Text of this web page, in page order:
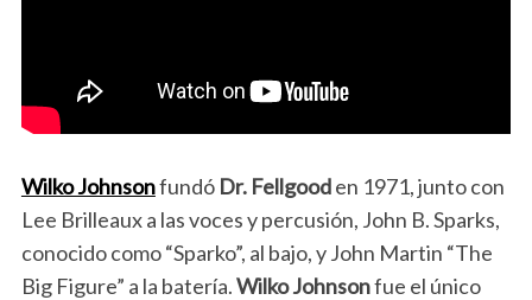
Wilko JohnsonfundóDr. Fellgooden 1971, junto con
Lee Brilleaux a las voces y percusión, John B. Sparks,
conocido como “Sparko”, al bajo, y John Martin “The
Big Figure” a la batería.Wilko Johnsonfue el único